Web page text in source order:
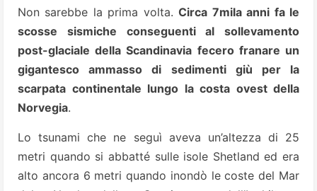
Non sarebbe la prima volta.Circa 7mila anni fa le
scosse sismiche conseguenti al sollevamento
post-glaciale della Scandinavia fecero franare un
gigantesco ammasso di sedimenti giù per la
scarpata continentale lungo la costa ovest della
Norvegia.
Lo tsunami che ne seguì aveva un’altezza di 25
metri quando si abbatté sulle isole Shetland ed era
alto ancora 6 metri quando inondò le coste del Mar